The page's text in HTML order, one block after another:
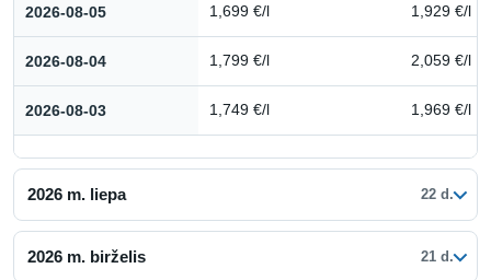
2026-08-05 1,699 €/l 1,929 €/l
2026-08-04 1,799 €/l 2,059 €/l
2026-08-03 1,749 €/l 1,969 €/l
2026 m. liepa 22 d.
2026 m. birželis 21 d.